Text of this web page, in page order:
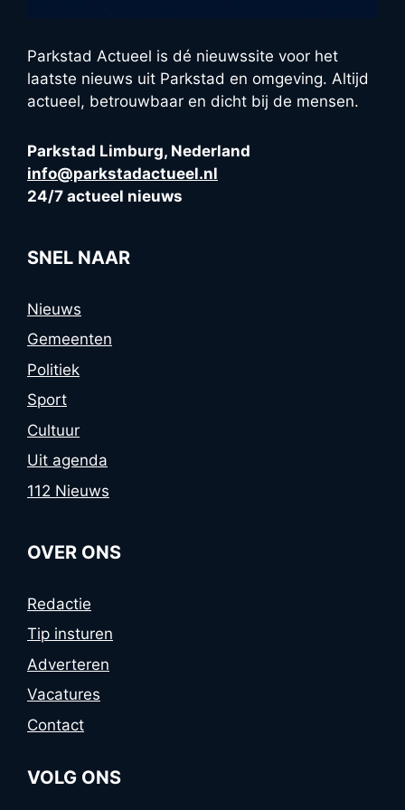
Parkstad Actueel is dé nieuwssite voor het
laatste nieuws uit Parkstad en omgeving. Altijd
actueel, betrouwbaar en dicht bij de mensen.
Parkstad Limburg, Nederland
info@parkstadactueel.nl
24/7 actueel nieuws
SNEL NAAR
Nieuws
Gemeenten
Politiek
Sport
Cultuur
Uit agenda
112 Nieuws
OVER ONS
Redactie
Tip insturen
Adverteren
Vacatures
Contact
VOLG ONS